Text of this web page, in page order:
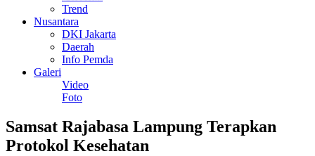
Trend
Nusantara
DKI Jakarta
Daerah
Info Pemda
Galeri
Video
Foto
Samsat Rajabasa Lampung Terapkan
Protokol Kesehatan